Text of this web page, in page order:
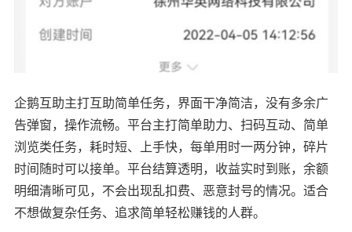
企鹅互助主打互助简单任务，界面干净简洁，没有多余广
告弹窗，操作流畅。平台主打简单助力、扫码互动、简单
浏览类任务，耗时短、上手快，每单用时一两分钟，碎片
时间随时可以接单。平台结算透明，收益实时到账，余额
明细清晰可见，不会出现乱扣费、恶意封号的情况。适合
不想做复杂任务、追求简单轻松赚钱的人群。